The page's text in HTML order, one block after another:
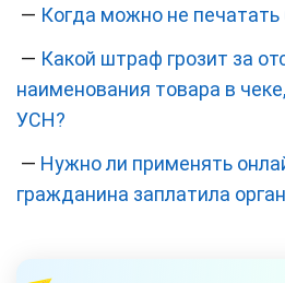
— Когда можно не
— Какой штраф грозит за
наименования товара в
УСН?
— Нужно ли применять
гражданина заплатила